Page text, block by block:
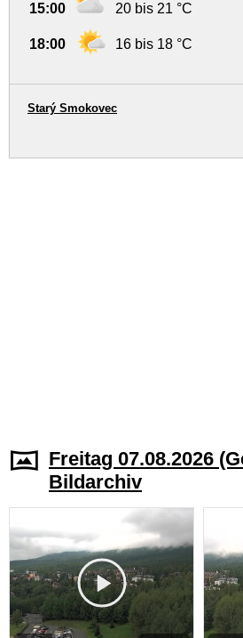
15:00 20 bis 21 °C
18:00 16 bis 18 °C
Starý Smokovec
Freitag 07.08.2026
Bildarchiv